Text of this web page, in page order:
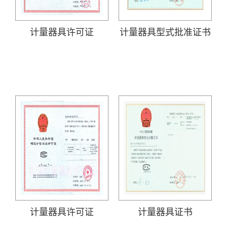
计量器具许可证 计量器具型式批准证书
计量器具许可证 计量器具证书